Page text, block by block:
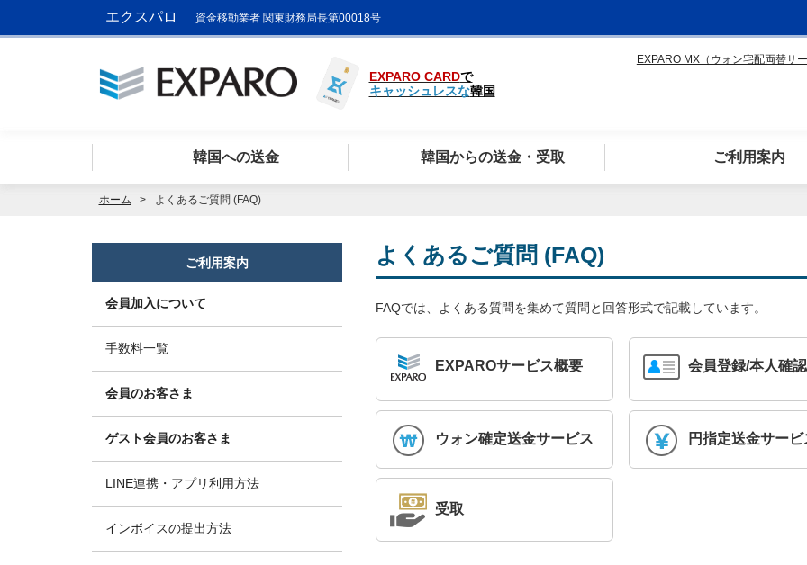
エクスパロ 資金移動業者 関東財務局長第00018号
EXPARO CARDで
キャッシュレスな韓国
EXPARO MX（ウォン宅配両替サ
韓国への送金 韓国からの送金・受取 ご利用案内
ホーム よくあるご質問 (FAQ)
よくあるご質問 (FAQ)
FAQでは、よくある質問を集めて質問と回答形式で記載しています。
EXPAROサービス概要 会員登録/本人確認
ウォン確定送金サービス 円指定送金サービ
受取
ご利用案内
会員加入について
手数料一覧
会員のお客さま
ゲスト会員のお客さま
LINE連携・アプリ利用方法
インボイスの提出方法